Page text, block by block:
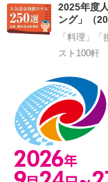
2025年度
ング」（
「料理」
スト100軒